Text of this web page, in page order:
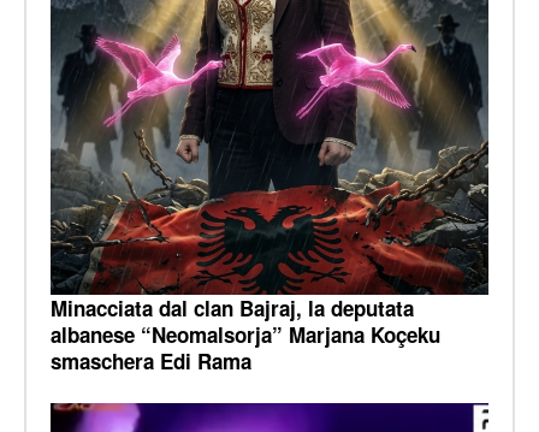
Minacciata dal clan Bajraj, la deputata
albanese “Neomalsorja” Marjana Koçeku
smaschera Edi Rama